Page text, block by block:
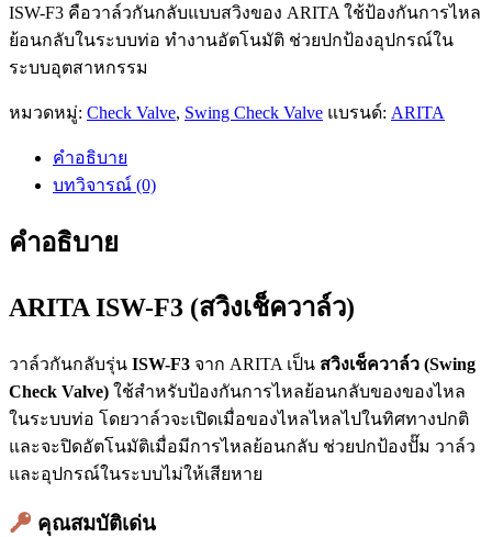
ISW-F3 คือวาล์วกันกลับแบบสวิงของ ARITA ใช้ป้องกันการไหล
ย้อนกลับในระบบท่อ ทำงานอัตโนมัติ ช่วยปกป้องอุปกรณ์ใน
ระบบอุตสาหกรรม
หมวดหมู่: Check Valve, Swing Check Valve แบรนด์: ARITA
คำอธิบาย
บทวิจารณ์ (0)
คำอธิบาย
ARITA ISW-F3 (สวิงเช็ควาล์ว)
วาล์วกันกลับรุ่น ISW-F3 จาก ARITA เป็น สวิงเช็ควาล์ว (Swing
Check Valve) ใช้สำหรับป้องกันการไหลย้อนกลับของของไหล
ในระบบท่อ โดยวาล์วจะเปิดเมื่อของไหลไหลไปในทิศทางปกติ
และจะปิดอัตโนมัติเมื่อมีการไหลย้อนกลับ ช่วยปกป้องปั๊ม วาล์ว
และอุปกรณ์ในระบบไม่ให้เสียหาย
คุณสมบัติเด่น